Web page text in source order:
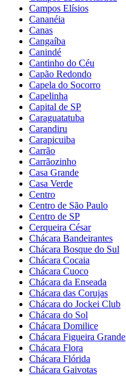
Campos Elísios
Cananéia
Canas
Cangaíba
Canindé
Cantinho do Céu
Capão Redondo
Capela do Socorro
Capelinha
Capital de SP
Caraguatatuba
Carandiru
Carapicuiba
Carrão
Carrãozinho
Casa Grande
Casa Verde
Centro
Centro de São Paulo
Centro de SP
Cerqueira César
Chácara Bandeirantes
Chácara Bosque do Sul
Chácara Cocaia
Chácara Cuoco
Chácara da Enseada
Chácara das Corujas
Chácara do Jockei Club
Chácara do Sol
Chácara Domilice
Chácara Figueira Grande
Chácara Flora
Chácara Flórida
Chácara Gaivotas